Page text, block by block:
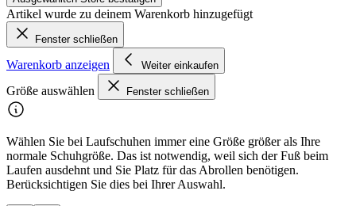
Artikel wurde zu deinem Warenkorb hinzugefügt
Fenster schließen
Warenkorb anzeigen Weiter einkaufen
Größe auswählen Fenster schließen
Wählen Sie bei Laufschuhen immer eine Größe größer als Ihre
normale Schuhgröße. Das ist notwendig, weil sich der Fuß beim
Laufen ausdehnt und Sie Platz für das Abrollen benötigen.
Berücksichtigen Sie dies bei Ihrer Auswahl.